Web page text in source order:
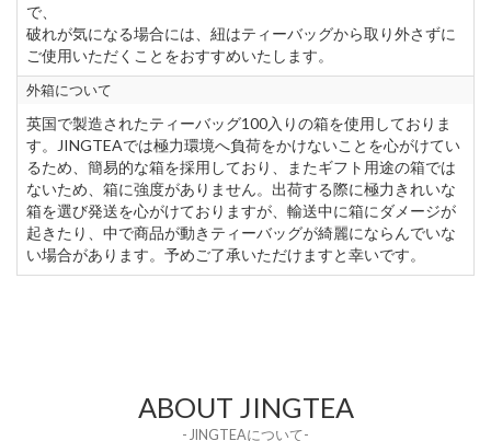
で、
破れが気になる場合には、紐はティーバッグから取り外さずに
ご使用いただくことをおすすめいたします。
外箱について
英国で製造されたティーバッグ100入りの箱を使用しておりま
す。JINGTEAでは極力環境へ負荷をかけないことを心がけてい
るため、簡易的な箱を採用しており、またギフト用途の箱では
ないため、箱に強度がありません。出荷する際に極力きれいな
箱を選び発送を心がけておりますが、輸送中に箱にダメージが
起きたり、中で商品が動きティーバッグが綺麗にならんでいな
い場合があります。予めご了承いただけますと幸いです。
ABOUT JINGTEA
- JINGTEAについて-